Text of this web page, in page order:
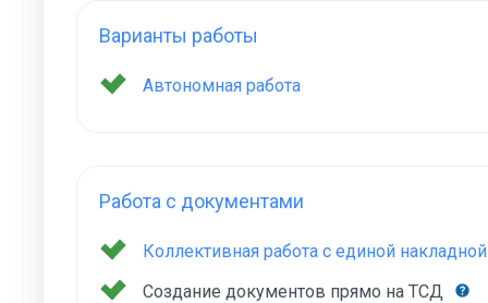
Варианты работы
Автономная работа
Работа с документами
Коллективная работа с единой накладной
Создание документов прямо на ТСД